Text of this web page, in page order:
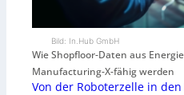
Bild: In.Hub GmbH
Wie Shopfloor-Daten aus
Manufacturing-X-fähig werden
Von der Roboterzelle in